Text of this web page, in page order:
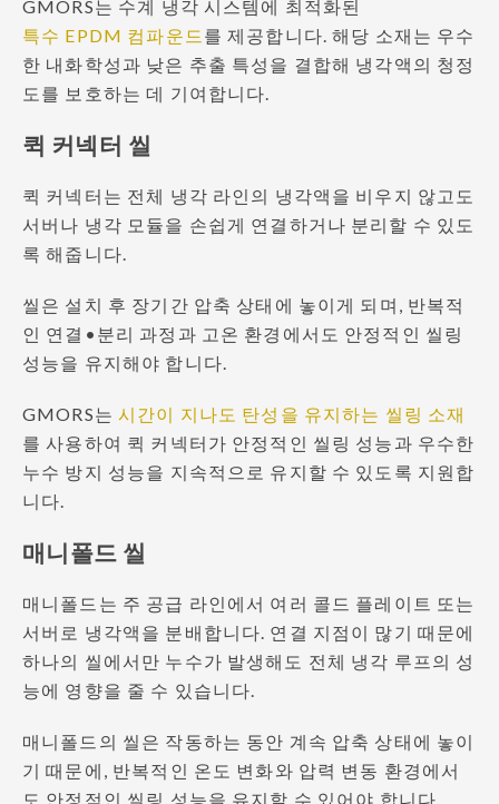
GMORS는 수계 냉각 시스템에 최적화된
특수 EPDM 컴파운드 를 제공합니다. 해당 소재는 우수
한 내화학성과 낮은 추출 특성을 결합해 냉각액의 청정
도를 보호하는 데 기여합니다.
퀵 커넥터 씰
퀵 커넥터는 전체 냉각 라인의 냉각액을 비우지 않고도
서버나 냉각 모듈을 손쉽게 연결하거나 분리할 수 있도
록 해줍니다.
씰은 설치 후 장기간 압축 상태에 놓이게 되며, 반복적
인 연결•분리 과정과 고온 환경에서도 안정적인 씰링
성능을 유지해야 합니다.
GMORS는시간이 지나도 탄성을 유지하는 씰링 소재
를 사용하여 퀵 커넥터가 안정적인 씰링 성능과 우수한
누수 방지 성능을 지속적으로 유지할 수 있도록 지원합
니다.
매니폴드 씰
매니폴드는 주 공급 라인에서 여러 콜드 플레이트 또는
서버로 냉각액을 분배합니다. 연결 지점이 많기 때문에
하나의 씰에서만 누수가 발생해도 전체 냉각 루프의 성
능에 영향을 줄 수 있습니다.
매니폴드의 씰은 작동하는 동안 계속 압축 상태에 놓이
기 때문에, 반복적인 온도 변화와 압력 변동 환경에서
도 안정적인 씰링 성능을 유지할 수 있어야 합니다.